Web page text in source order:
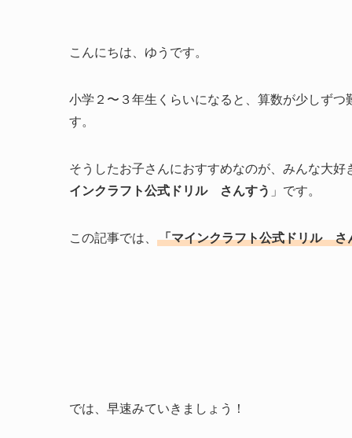
こんにちは、ゆうです。
小学２〜３年生くらいになると、算数が少しず
す。
そうしたお子さんにおすすめなのが、みんな大
インクラフト公式ドリル さんすう 」です。
この記事では、 「マインクラフト公式ドリル さ
では、早速みていきましょう！